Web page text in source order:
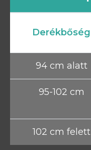
Derékbőség
94 cm alatt
95-102 cm
102 cm felett